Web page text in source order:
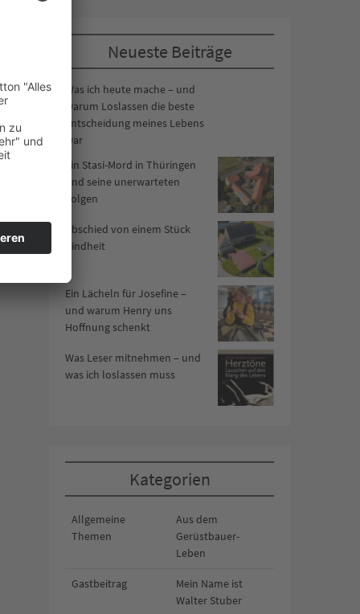
Neueste Beiträge
Was ich heute mache – und
warum Loslassen die beste
Entscheidung meines Lebens
war
Ein Stasi-Mord in Thüringen
und seine unerwarteten
Folgen
Abschied von einem Stück
Kindheit
Ein Lächeln für Josefine –
und warum Henry uns
Hoffnung schenkt
Was Leser mitnehmen – und
was ich loslassen muss
Kategorien
Allgemeine
Themen
Aus dem
Gerüstbauer-
Leben
Gastbeitrag
Mein Name ist
Walter Stuber